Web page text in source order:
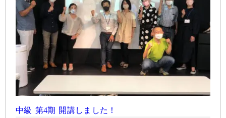
中級 第4期 開講しました！